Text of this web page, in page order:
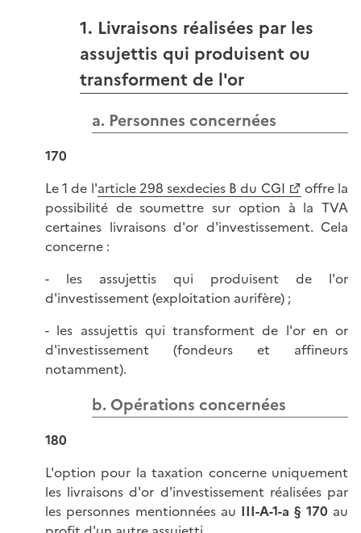
1. Livraisons réalisées par les
assujettis qui produisent ou
transforment de l'or
a. Personnes concernées
170
Le 1 de l'article 298 sexdecies B du CGI
offre la
possibilité de soumettre sur option à la TVA
certaines livraisons d'or d'investissement. Cela
concerne :
- les assujettis qui produisent de l'or
d'investissement (exploitation aurifère) ;
- les assujettis qui transforment de l'or en or
d'investissement (fondeurs et affineurs
notamment).
b. Opérations concernées
180
L'option pour la taxation concerne uniquement
les livraisons d'or d'investissement réalisées par
les personnes mentionnées au III-A-1-a § 170 au